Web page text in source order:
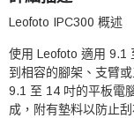
Leofoto IPC300 概述
使用 Leofoto 適用 9.1
到相容的腳架、支臂
9.1 至 14 吋的平板電
成，附有墊料以防止